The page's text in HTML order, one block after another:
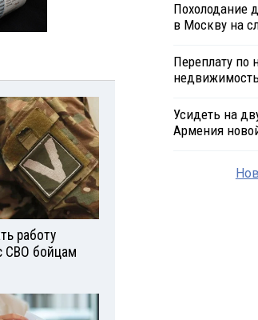
работу
СВО бойцам
Похолодание
в Москву на
Переплату по
Усидеть на
Армения